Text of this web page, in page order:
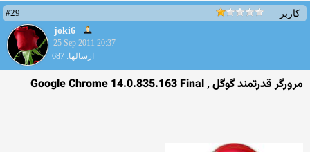
کاربر
#29
joki6
25 Sep 2011 20:37
ارسالها: 687
مرورگر قدرتمند گوگل , Google Chrome 14.0.835.163 Final